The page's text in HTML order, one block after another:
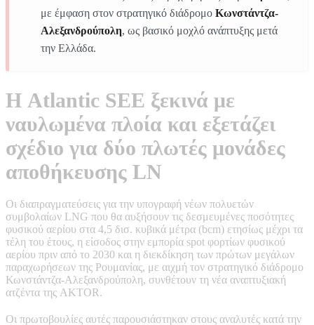
με έμφαση στον στρατηγικό διάδρομο Κωνστάντζα-
Αλεξανδρούπολη, ως βασικό μοχλό ανάπτυξης μετά
την Ελλάδα.
Η Atlantic SEE ξεκινά με
ναυλωμένα πλοία και εξετάζει
σχέδιο για δύο πλωτές μονάδες
αποθήκευσης LN
Οι διαπραγματεύσεις για την υπογραφή νέων πολυετών
συμβολαίων LNG που θα αυξήσουν τις δεσμευμένες ποσότητες
φυσικού αερίου στα 4,5 δισ. κυβικά μέτρα (bcm) ετησίως μέχρι τα
τέλη του έτους, η είσοδος στην εμπορία spot φορτίων φυσικού
αερίου πριν από το 2030 και η διεκδίκηση των πρώτων μεγάλων
παραχωρήσεων της Ρουμανίας, με αιχμή τον στρατηγικό διάδρομο
Κωνστάντζα-Αλεξανδρούπολη, συνθέτουν τη νέα αναπτυξιακή
ατζέντα της AKTOR.
Οι πρωτοβουλίες αυτές παρουσιάστηκαν στους αναλυτές κατά την